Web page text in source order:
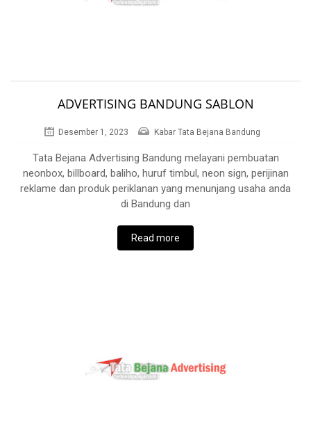
ADVERTISING BANDUNG SABLON
Desember 1, 2023 Kabar Tata Bejana Bandung
Tata Bejana Advertising Bandung melayani pembuatan
neonbox, billboard, baliho, huruf timbul, neon sign, perijinan
reklame dan produk periklanan yang menunjang usaha anda
di Bandung dan
Read more